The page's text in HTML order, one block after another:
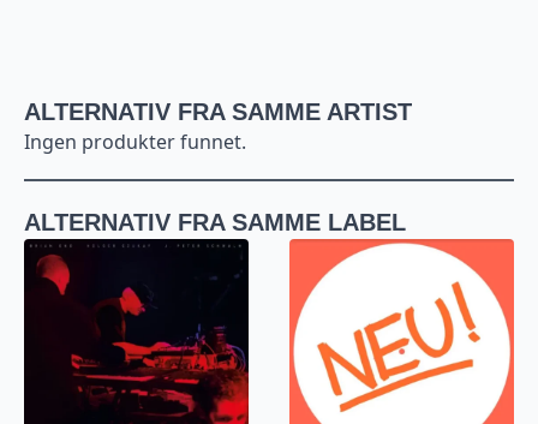
ALTERNATIV FRA SAMME ARTIST
Ingen produkter funnet.
ALTERNATIV FRA SAMME LABEL